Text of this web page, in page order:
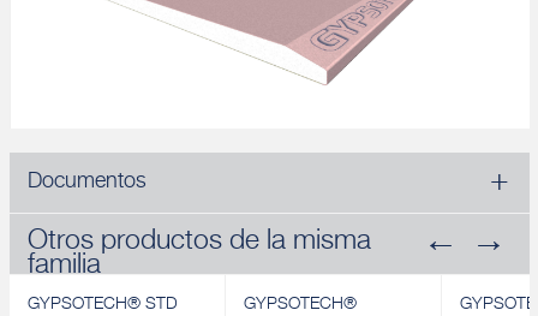
Documentos
Otros productos de la misma
familia
GYPSOTECH® STD
GYPSOTECH®